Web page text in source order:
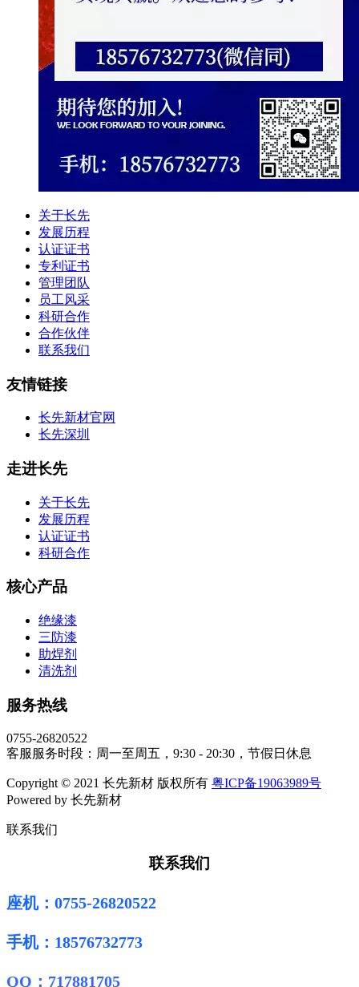
关于长先
发展历程
认证证书
专利证书
管理团队
员工风采
科研合作
合作伙伴
联系我们
友情链接
长先新材官网
长先深圳
走进长先
关于长先
发展历程
认证证书
科研合作
核心产品
绝缘漆
三防漆
助焊剂
清洗剂
服务热线
0755-26820522
客服服务时段：周一至周五，9:30 - 20:30，节假日休息
Copyright © 2021 长先新材 版权所有 粤ICP备19063989号
Powered by 长先新材
联系我们
联系我们
座机：0755-26820522
手机：18576732773
QQ：717881705